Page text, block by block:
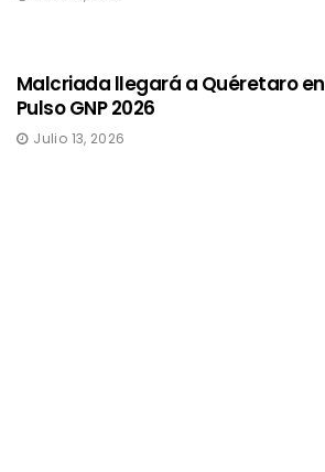
Malcriada llegará a Quéretaro en
Pulso GNP 2026
Julio 13, 2026